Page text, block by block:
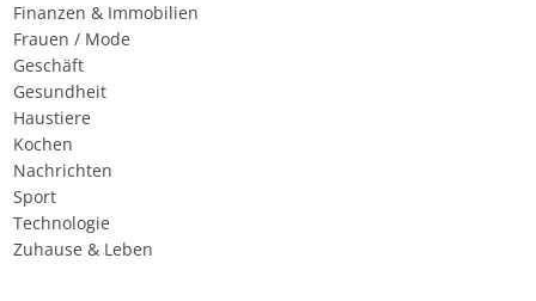
Finanzen & Immobilien
Frauen / Mode
Geschäft
Gesundheit
Haustiere
Kochen
Nachrichten
Sport
Technologie
Zuhause & Leben